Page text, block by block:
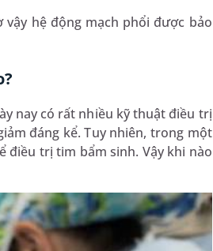
hệ động mạch phổi được bảo
nay có rất nhiều kỹ thuật điều trị
đáng kể. Tuy nhiên, trong một
điều trị tim bẩm sinh. Vậy khi nào